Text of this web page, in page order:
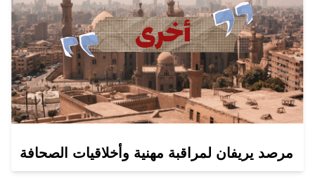
مرصد يريفان لمراقبة مهنية وأخلاقيات الصحافة